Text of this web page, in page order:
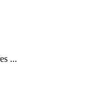
...